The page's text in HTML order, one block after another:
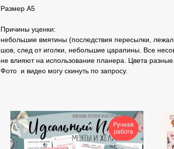
Размер А5
Причины уценки:
небольшие вмятины (последствия пересылки,
шов, след от иголки, небольшие царапины. Все
не влияют на использование планера. Цвета разные.
Фото и видео могу скинуть по запросу.
Ручная
работа